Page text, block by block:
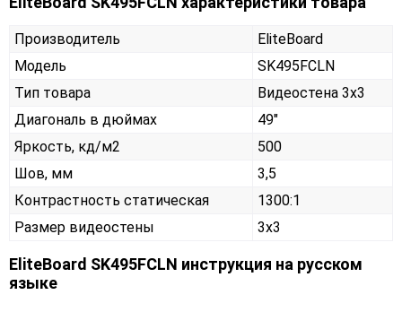
Производитель
EliteBoard
Модель
SK495FCLN
Тип товара
Видеостена 3х3
Диагональ в дюймах
49"
Яркость, кд/м2
500
Шов, мм
3,5
Контрастность статическая
1300:1
Размер видеостены
3x3
EliteBoard SK495FCLN инструкция на русском
языке